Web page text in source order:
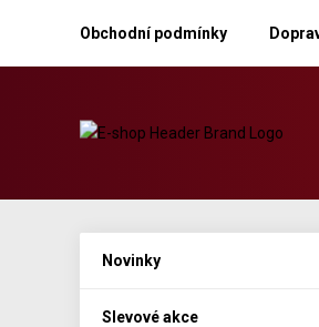
Obchodní podmínky
Novinky
Slevové akce